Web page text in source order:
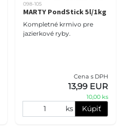
098-105
MARTY PondStick 5l/1kg
Kompletné krmivo pre
jazierkové ryby.
Cena s DPH
13,99 EUR
10,00 ks
ks Kúpiť